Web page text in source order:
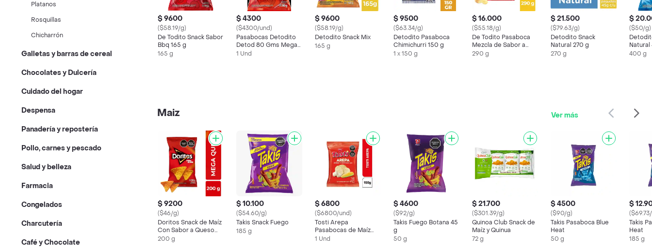
Platanos
Rosquillas
Chicharrón
Galletas y barras de cereal
Chocolates y Dulcería
Cuidado del hogar
Despensa
Panadería y repostería
Pollo, carnes y pescado
Salud y belleza
Farmacia
Congelados
Charcutería
Café y Chocolate
$ 9600
($58.19/g)
De Todito Snack Sabor
Bbq 165 g
165 g
$ 4300
($4300/und)
Pasabocas Detodito
Detod 80 Gms Mega
(80 Gr)
1 Und
$ 9600
($58.19/g)
Detodito Snack Mix
165 g
$ 9500
($63.34/g)
Detodito Pasaboca
Chimichurri 150 g
1 x 150 g
$ 16.000
($55.18/g)
De Todito Pasaboca
Mezcla de Sabor a
Bbq 290 g
290 g
$ 21.500
($79.63/g)
Detodito Snack
Natural 270 g
270 g
$
($50/g)
400 g
Maiz Ver más
$ 9200
($46/g)
Doritos Snack de Maíz
Con Sabor a Queso
200 g
200 g
$ 10.100
($54.60/g)
Takis Snack Fuego
185 g
$ 6800
($6800/und)
Tosti Arepa
Pasabocas de Maíz
150 g
1 Und
$ 4600
($92/g)
Takis Fuego Botana 45
g
50 g
$ 21.700
($301.39/g)
Quinoa Club Snack de
Maíz y Quinua
72 g
$ 4500
($90/g)
Takis Pasaboca Blue
Heat
50 g
$
Takis
Heat
185 g